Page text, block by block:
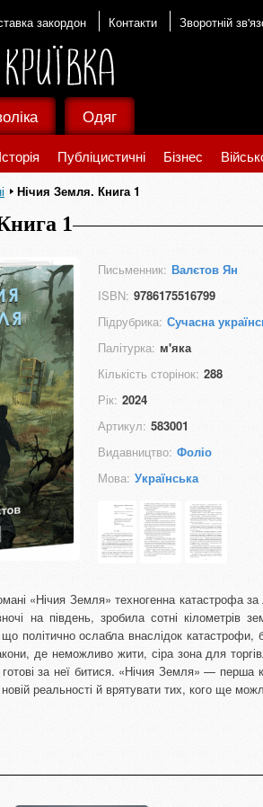
закордон Контакти Зворотній
Історія Публіцистичні Бізнес
Одяг
Нічия Земля. Книга 1
1
Письменник: Валєтов Ян
ISBN: 9786175516799
Підрубрика: Сучасна
Палітурка: м'яка
Кількість сторінок: 288
Рік: 2024
Артикул: 583001
Видавництво: Фоліо
Мова: Українська
«Нічия Земля» техногенна катастрофа
на південь, зробила сотні кілометрів
що політично ослабла внаслідок
де неможливо жити, сіра зона для
за неї битися. «Нічия Земля» — перша
реальності й врятувати тих, кого ще